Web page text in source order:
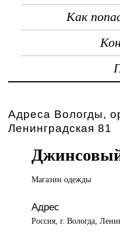
Как
Адреса Вологды,
Ленинградская 81
Магазин одежды
Адрес
Россия, г. Вологда,